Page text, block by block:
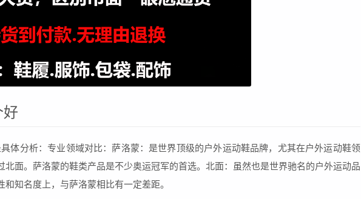
好
体分析：专业领域对比：萨洛蒙：是世界顶级的户外运动鞋品牌，尤其在户外运动鞋领
北面。萨洛蒙的鞋类产品是不少奥运冠军的首选。北面：虽然也是世界驰名的户外运动品
知名度上，与萨洛蒙相比有一定差距。